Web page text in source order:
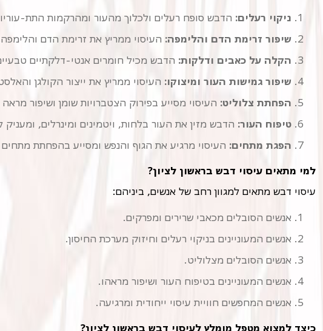
ניקוי רעלים: הדבש סופח רעלים ולכלוך מהעור ומהרקמות התת-
שיפור זרימת הדם והלימפה: העיסוי ממריץ את זרימת הדם
הקלה על כאבים ודלקות: הדבש מכיל חומרים אנטי-דלקתיים
שיפור גמישות העור ומיצוקו: העיסוי ממריץ את ייצור הקולגן
הפחתת צלוליט: העיסוי מסייע בפירוק הצטברויות שומן ושיפור
טיפוח העור: הדבש מזין את העור בלחות, ויטמינים ומינרלים, ומעניק
הפגת מתחים: העיסוי מרגיע את הגוף והנפש ומסייע בהפחתת מתחים
למי מתאים עיסוי דבש בראשון לציון?
עיסוי דבש מתאים למגוון רחב של אנשים, ביניהם:
אנשים הסובלים מכאבי שרירים ומפרקים.
אנשים המעוניינים בניקוי רעלים וחיזוק מערכת החיסון.
אנשים הסובלים מצלוליט.
אנשים המעוניינים בטיפוח העור ושיפור מראהו.
אנשים המחפשים חוויית עיסוי ייחודית ומרגיעה.
כיצד למצוא מטפל מומלץ לעיסוי דבש בראשון לציון?